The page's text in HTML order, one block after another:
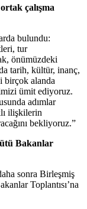
çalışma
bulundu:
tur
önümüzdeki
tarih, kültür, inanç,
birçok alanda
ümit ediyoruz.
adımlar
ilişkilerin
bekliyoruz.”
Bakanlar
sonra Birleşmiş
Toplantısı’na